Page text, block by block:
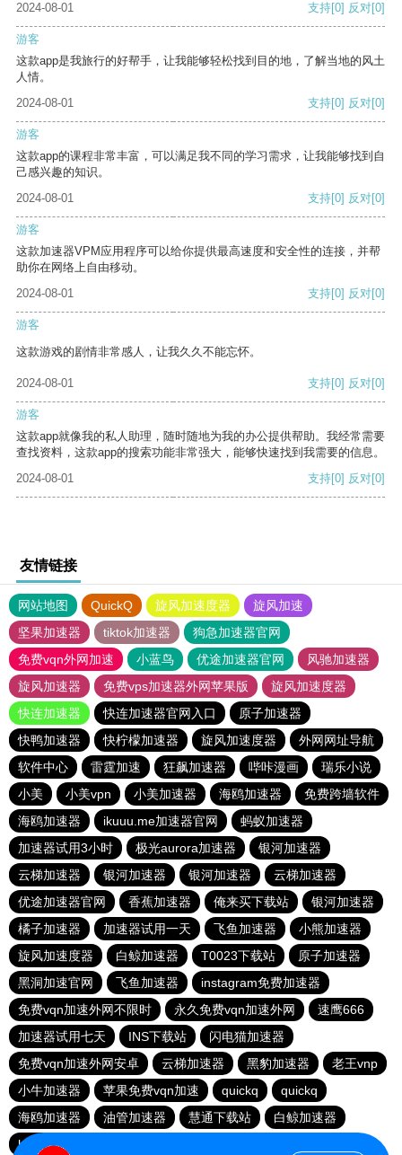
2024-08-01 支持[0] 反对[0]
游客
这款app是我旅行的好帮手，让我能够轻松找到目的地，了解当地的风土
人情。
2024-08-01
支持[0] 反对[0]
游客
这款app的课程非常丰富，可以满足我不同的学习需求，让我能够找到自
己感兴趣的知识。
2024-08-01
支持[0] 反对[0]
游客
这款加速器VPM应用程序可以给你提供最高速度和安全性的连接，并帮
助你在网络上自由移动。
2024-08-01
支持[0] 反对[0]
游客
这款游戏的剧情非常感人，让我久久不能忘怀。
2024-08-01 支持[0] 反对[0]
游客
这款app就像我的私人助理，随时随地为我的办公提供帮助。我经常需要
查找资料，这款app的搜索功能非常强大，能够快速找到我需要的信息。
2024-08-01
支持[0] 反对[0]
友情链接
网站地图 QuickQ 旋风加速度器
旋风加速
坚果加速器
tiktok加速器
狗急加速器官网
免费vqn外网加速
小蓝鸟 优途加速器官网
风驰加速器
旋风加速器
免费vps加速器外网苹果版
旋风加速度器
快连加速器
快连加速器官网入口
原子加速器
快鸭加速器
快柠檬加速器 旋风加速度器
外网网址导航
软件中心
雷霆加速 狂飙加速器 哔咔漫画
瑞乐小说
小美
小美vpn 小美加速器 海鸥加速器
免费跨墙软件
海鸥加速器
ikuuu.me加速器官网
蚂蚁加速器
加速器试用3小时
极光aurora加速器
银河加速器
云梯加速器
银河加速器 银河加速器
云梯加速器
优途加速器官网
香蕉加速器 俺来买下载站
银河加速器
橘子加速器
加速器试用一天 飞鱼加速器
小熊加速器
旋风加速度器
白鲸加速器 T0023下载站
原子加速器
黑洞加速官网
飞鱼加速器
instagram免费加速器
免费vqn加速外网不限时
永久免费vqn加速外网
速鹰666
加速器试用七天
INS下载站
闪电猫加速器
免费vqn加速外网安卓
云梯加速器 黑豹加速器
老王vnp
小牛加速器
苹果免费vqn加速 quickq
quickq
海鸥加速器
油管加速器 慧通下载站
白鲸加速器
hammer加速器